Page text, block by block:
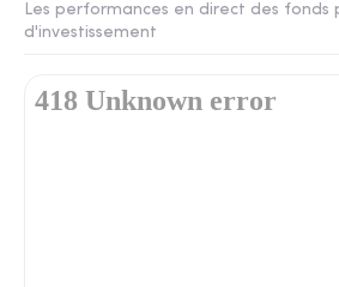
Les performances en direct des fonds
d'investissement